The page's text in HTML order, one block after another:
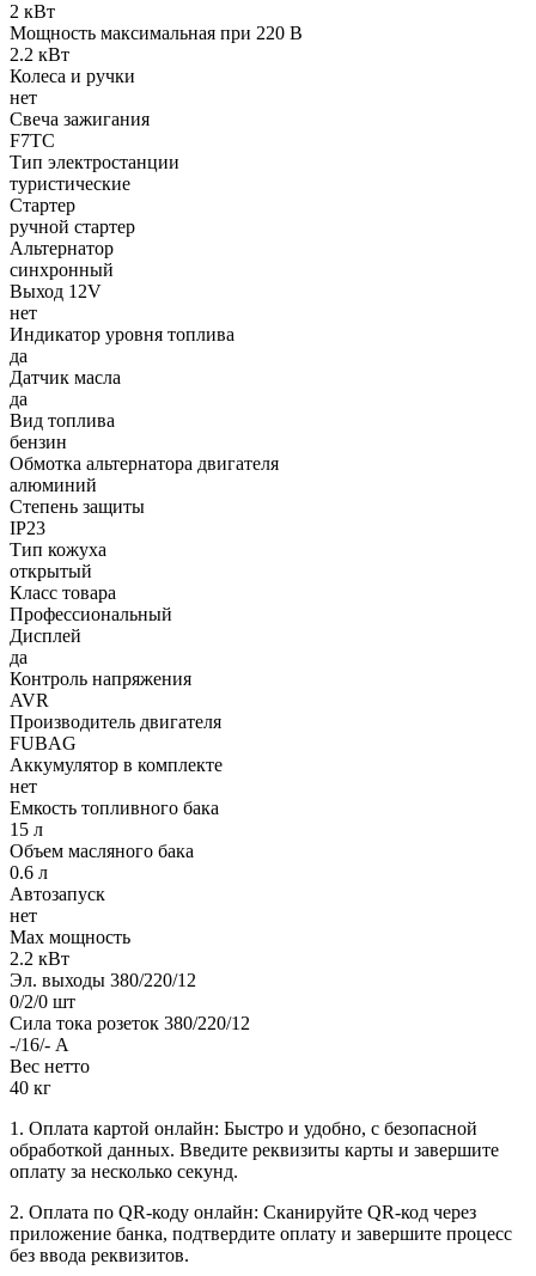
2 кВт
Мощность максимальная при 220 В
2.2 кВт
Колеса и ручки
нет
Свеча зажигания
F7TC
Тип электростанции
туристические
Стартер
ручной стартер
Альтернатор
синхронный
Выход 12V
нет
Индикатор уровня топлива
да
Датчик масла
да
Вид топлива
бензин
Обмотка альтернатора двигателя
алюминий
Степень защиты
IP23
Тип кожуха
открытый
Класс товара
Профессиональный
Дисплей
да
Контроль напряжения
AVR
Производитель двигателя
FUBAG
Аккумулятор в комплекте
нет
Емкость топливного бака
15 л
Объем масляного бака
0.6 л
Автозапуск
нет
Max мощность
2.2 кВт
Эл. выходы 380/220/12
0/2/0 шт
Сила тока розеток 380/220/12
-/16/- А
Вес нетто
40 кг
1. Оплата картой онлайн: Быстро и удобно, с безопасной
обработкой данных. Введите реквизиты карты и завершите
оплату за несколько секунд.
2. Оплата по QR-коду онлайн: Сканируйте QR-код через
приложение банка, подтвердите оплату и завершите процесс
без ввода реквизитов.